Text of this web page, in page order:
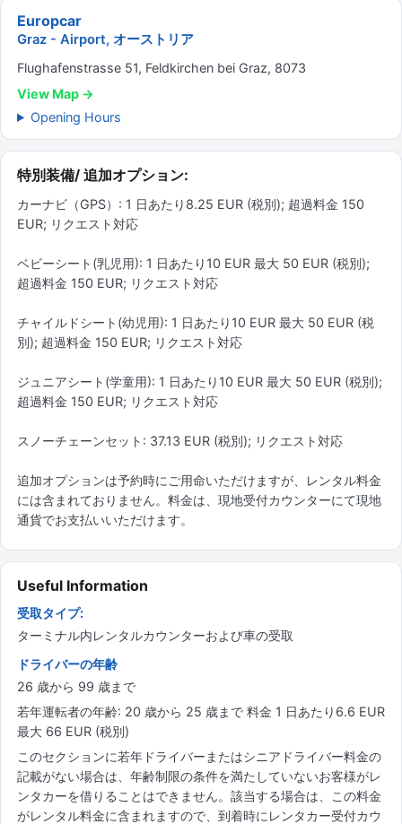
Europcar
Graz - Airport, オーストリア
Flughafenstrasse 51, Feldkirchen bei Graz, 8073
View Map →
Opening Hours
特別装備/ 追加オプション:
カーナビ（GPS）: 1 日あたり8.25 EUR (税別); 超過料金 150
EUR; リクエスト対応
ベビーシート(乳児用): 1 日あたり10 EUR 最大 50 EUR (税別);
超過料金 150 EUR; リクエスト対応
チャイルドシート(幼児用): 1 日あたり10 EUR 最大 50 EUR (税
別); 超過料金 150 EUR; リクエスト対応
ジュニアシート(学童用): 1 日あたり10 EUR 最大 50 EUR (税別);
超過料金 150 EUR; リクエスト対応
スノーチェーンセット: 37.13 EUR (税別); リクエスト対応
追加オプションは予約時にご用命いただけますが、レンタル料金
には含まれておりません。料金は、現地受付カウンターにて現地
通貨でお支払いいただけます。
Useful Information
受取タイプ:
ターミナル内レンタルカウンターおよび車の受取
ドライバーの年齢
26 歳から 99 歳まで
若年運転者の年齢: 20 歳から 25 歳まで 料金 1 日あたり6.6 EUR
最大 66 EUR (税別)
このセクションに若年ドライバーまたはシニアドライバー料金の
記載がない場合は、年齢制限の条件を満たしていないお客様がレ
ンタカーを借りることはできません。該当する場合は、この料金
がレンタル料金に含まれますので、到着時にレンタカー受付カウ